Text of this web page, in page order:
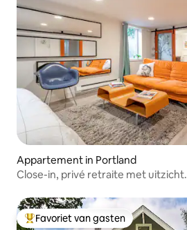
Appartement in Portland
Close-in, privé retraite met uitzicht.
Topfavoriet van gasten
Favoriet van gasten